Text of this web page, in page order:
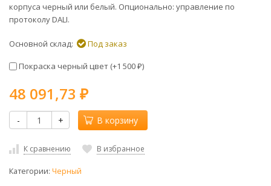
корпуса черный или белый. Опционально: управление по
протоколу DALI.
Основной склад: Под заказ
Покраска черный цвет (+1 500 ₽)
48 091,73 ₽
- + В корзину
К сравнению В избранное
Категории: Черный